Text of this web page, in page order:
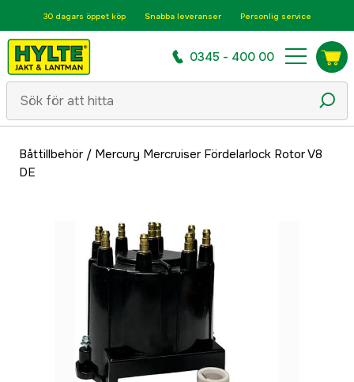
30 dagars öppet köp Snabba leveranser Personlig service
0345 - 400 00
Båttillbehör/ Mercury Mercruiser Fördelarlock Rotor V8
DE